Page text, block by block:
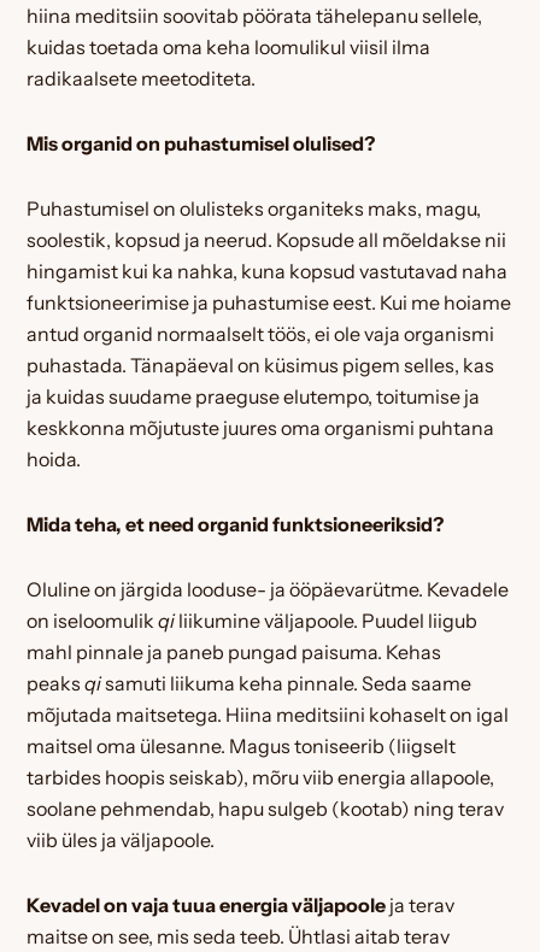
hiina meditsiin soovitab pöörata tähelepanu sellele,
kuidas toetada oma keha loomulikul viisil ilma
radikaalsete meetoditeta.
Mis organid on puhastumisel olulised?
Puhastumisel on olulisteks organiteks maks, magu,
soolestik, kopsud ja neerud. Kopsude all mõeldakse nii
hingamist kui ka nahka, kuna kopsud vastutavad naha
funktsioneerimise ja puhastumise eest. Kui me hoiame
antud organid normaalselt töös, ei ole vaja organismi
puhastada. Tänapäeval on küsimus pigem selles, kas
ja kuidas suudame praeguse elutempo, toitumise ja
keskkonna mõjutuste juures oma organismi puhtana
hoida.
Mida teha, et need organid funktsioneeriksid?
Oluline on järgida looduse- ja ööpäevarütme. Kevadele
on iseloomulikqiliikumine väljapoole. Puudel liigub
mahl pinnale ja paneb pungad paisuma. Kehas
peaksqisamuti liikuma keha pinnale. Seda saame
mõjutada maitsetega. Hiina meditsiini kohaselt on igal
maitsel oma ülesanne. Magus toniseerib (liigselt
tarbides hoopis seiskab), mõru viib energia allapoole,
soolane pehmendab, hapu sulgeb (kootab) ning terav
viib üles ja väljapoole.
Kevadel on vaja tuua energia väljapooleja terav
maitse on see, mis seda teeb. Ühtlasi aitab terav